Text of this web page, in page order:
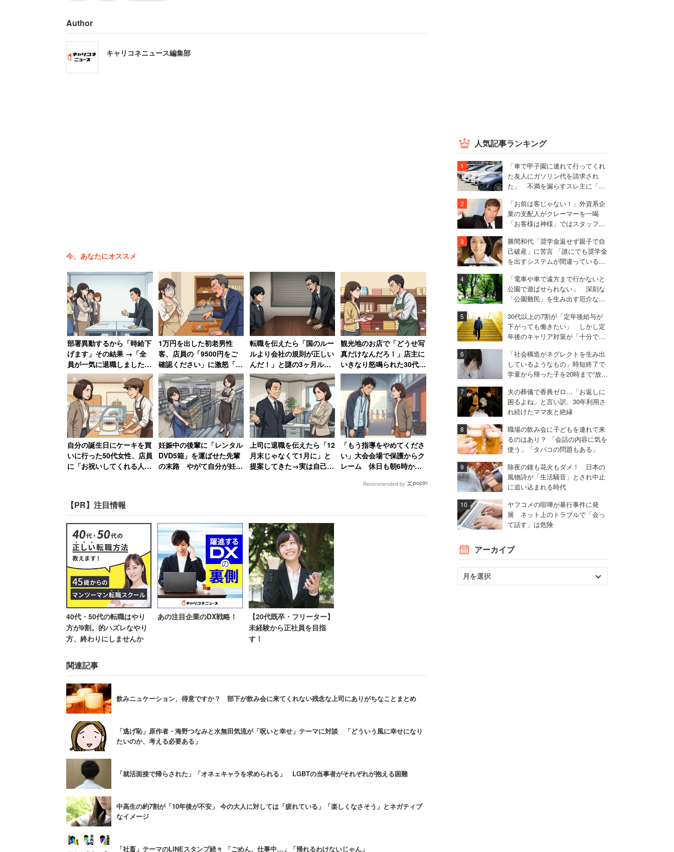
職場で「自分らしく振舞えている」と回答した人を役職別に見ると、「一般社員」
（61.4％）、「係長」（63.3％）が6割に留まる中、「課長」（72.4％）、「部長以上」
（72.5％）は7割となっている。また職場で「自分らしく振舞いたい」と思っている人は約9割
で、役職に大きな差は見られなかった。
自分らしく振舞いたい理由を役職別に見ると、一般社員は「そのほうが、ストレスが少なく楽
だから」（59.1％）が最も高く、「仕事を通じて、自己実現をしたいと思っているから」
（20.7％）が最も低かった。
しかし部長以上になると「仕事を通じて自己実現をしたいと思っている」（52.8％）が最も高
く、「そのほうが、ストレスが少なく楽だから」（27.8％）が最低となっており、一般社員と
真逆な結果となった。
ねなく言うことができないから」（35.3％）が最も高かった。課長は「本音や気持ちを素直に
伝えることができていないから」（48.1％）、部長以上は「自分の力や強みを発揮できていな
いから」（36.4％）が高くなっていた。
「上司の望む答えを求められる」「できる人だと思われ
ていてツライ」
「上司の前では上司の望む答えを言わなければ理解されない」
「声が大きい人の意見に対して、自分の意見を言えなかった。面倒に感じてしま
う」
「オフィスに着いても1度も笑わず1日を終える」
などの対人での場面や、
「会社に適材適所の考えがなく、スキルアンマッチな仕事をさせられている」
「新規事業を短期間で、拡大黒字を押し付けられた」
Author
キャリコネニュース編集部
今、あなたにオススメ
部署異動するから「時給下
げます」その結果 →「全
員が一気に退職しました」
会社がパニックに陥った話
1万円を出した初老男性
客、店員の「9500円をご
確認ください」に激怒「確
認するのはお前の仕事だ
ろ!」→妻には頭が上がら
ず大人しくなる
転職を伝えたら「国のルー
ルより会社の規則が正しい
んだ！」と謎の3ヶ月ルー
ルで恫喝された男性→その
後、会社は吸収合併され消
滅
観光地のお店で「どうせ写
真だけなんだろ！」店主に
いきなり怒鳴られた30代女
性、何も買わずに怒りの退
店【前編】
自分の誕生日にケーキを買
いに行った50代女性、店員
に「お祝いしてくれる人い
妊娠中の後輩に「レンタル
DVD5箱」を運ばせた先輩
の末路 やがて自分が妊娠
上司に退職を伝えたら「12
月末じゃなくて1月に」と
提案してきた→実は自己保
「もう指導をやめてくださ
い」大会会場で保護からク
レーム 休日も朝6時から
者が思うことRecommended by
【PR】注目情報
40代・50代の転職はやり
方が9割。的ハズレなやり
方、終わりにしませんか
あの注目企業のDX戦略！
【20代既卒・フリーター】
未経験から正社員を目指
す！
関連記事
飲みニュケーション、得意ですか？ 部下が飲み会に来てくれない残念な上司にありがちなことまとめ
「逃げ恥」原作者・海野つなみと水無田気流が「呪いと幸せ」テーマに対談 「どういう風に幸せになり
たいのか、考える必要ある」
「就活面接で帰らされた」「オネェキャラを求められる」 LGBTの当事者がそれぞれが抱える困難
中高生の約7割が「10年後が不安」 今の大人に対しては「疲れている」「楽しくなさそう」とネガティブ
なイメージ
「社畜」テーマのLINEスタンプ続々 「ごめん、仕事中…」「帰れるわけないじゃん」
人気記事ランキング
「車で甲子園に連れて行ってくれ
た友人にガソリン代を請求され
た」 不満を漏らすスレ主に「言
「お前は客じゃない！」外資系企
業の支配人がクレーマーを一喝
「お客様は神様」ではスタッフを
勝間和代「奨学金返せず親子で自
己破産」に苦言 「誰にでも奨学金
を出すシステムが間違っている」
「電車や車で遠方まで行かないと
公園で遊ばせられない」 深刻な
「公園難民」を生み出す厄介なマ
30代以上の7割が「定年後給与が
下がっても働きたい」 しかし定
年後のキャリア対策が「十分でき
「社会構造がネグレクトを生み出
しているようなもの」時短終了で
学童から帰った子を20時まで“放
夫の葬儀で香典ゼロ…「お返しに
困るよね」と言い訳、30年利用さ
れ続けたママ友と絶縁
職場の飲み会に子どもを連れて来
るのはあり？ 「会話の内容に気を
使う」「タバコの問題もある」
除夜の鐘も花火もダメ！ 日本の
風物詩が「生活騒音」とされ中止
に追い込まれる時代
ヤフコメの喧嘩が暴行事件に発
展 ネット上のトラブルで「会っ
て話す」は危険
アーカイブ